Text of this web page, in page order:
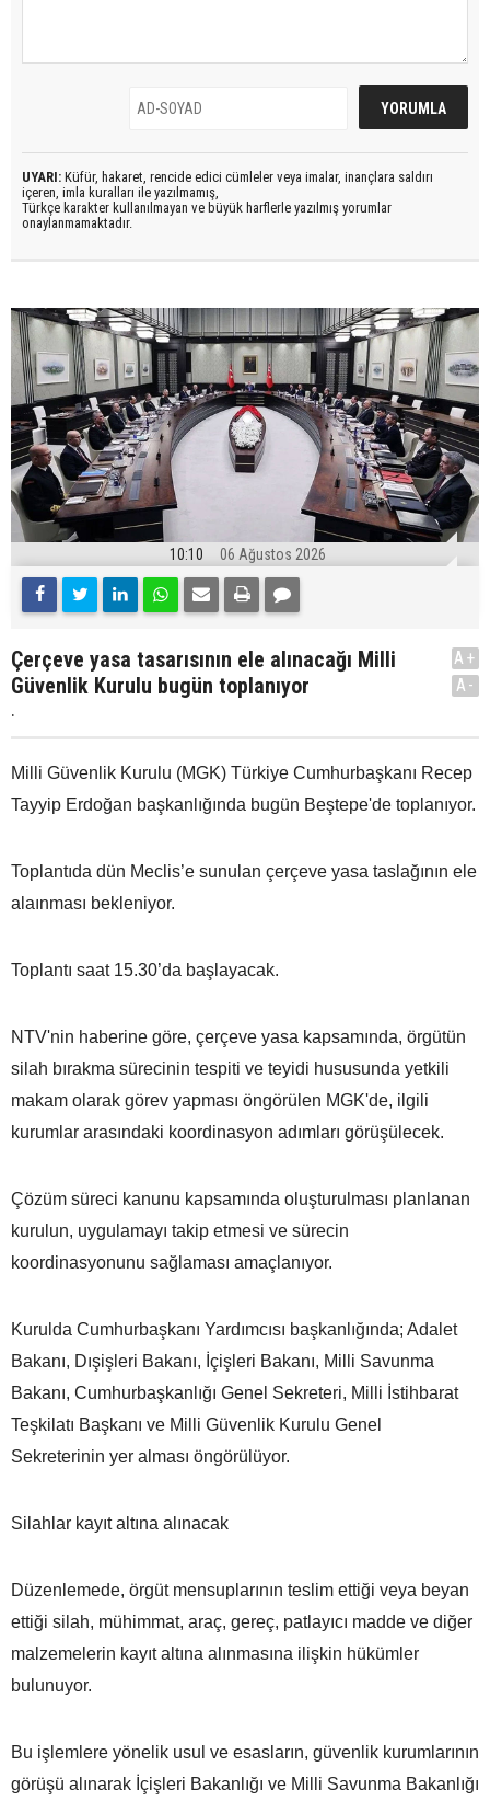
UYARI: Küfür, hakaret, rencide edici cümleler veya imalar, inançlara saldırı
içeren, imla kuralları ile yazılmamış,
Türkçe karakter kullanılmayan ve büyük harflerle yazılmış yorumlar
onaylanmamaktadır.
10:10 06 Ağustos 2026
Çerçeve yasa tasarısının ele alınacağı Milli
Güvenlik Kurulu bugün toplanıyor
.
A+
A-
Milli Güvenlik Kurulu (MGK) Türkiye Cumhurbaşkanı Recep
Tayyip Erdoğan başkanlığında bugün Beştepe'de toplanıyor.
Toplantıda dün Meclis’e sunulan çerçeve yasa taslağının ele
alaınması bekleniyor.
Toplantı saat 15.30’da başlayacak.
NTV'nin haberine göre, çerçeve yasa kapsamında, örgütün
silah bırakma sürecinin tespiti ve teyidi hususunda yetkili
makam olarak görev yapması öngörülen MGK'de, ilgili
kurumlar arasındaki koordinasyon adımları görüşülecek.
Çözüm süreci kanunu kapsamında oluşturulması planlanan
kurulun, uygulamayı takip etmesi ve sürecin
koordinasyonunu sağlaması amaçlanıyor.
Kurulda Cumhurbaşkanı Yardımcısı başkanlığında; Adalet
Bakanı, Dışişleri Bakanı, İçişleri Bakanı, Milli Savunma
Bakanı, Cumhurbaşkanlığı Genel Sekreteri, Milli İstihbarat
Teşkilatı Başkanı ve Milli Güvenlik Kurulu Genel
Sekreterinin yer alması öngörülüyor.
Silahlar kayıt altına alınacak
Düzenlemede, örgüt mensuplarının teslim ettiği veya beyan
ettiği silah, mühimmat, araç, gereç, patlayıcı madde ve diğer
malzemelerin kayıt altına alınmasına ilişkin hükümler
bulunuyor.
Bu işlemlere yönelik usul ve esasların, güvenlik kurumlarının
görüşü alınarak İçişleri Bakanlığı ve Milli Savunma Bakanlığı